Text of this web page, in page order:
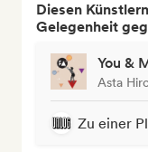
Diesen
Gelegenheit
You &
Asta
Zu einer